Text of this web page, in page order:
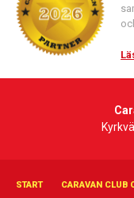
START
CARAVAN CLUB